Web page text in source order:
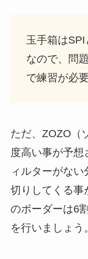
玉手箱は
なので、問
で練習が必要
ただ、ZOZO（
度高い事が予想
ィルターがな
切りしてくる事
のボーダーは6
を行いましょう。